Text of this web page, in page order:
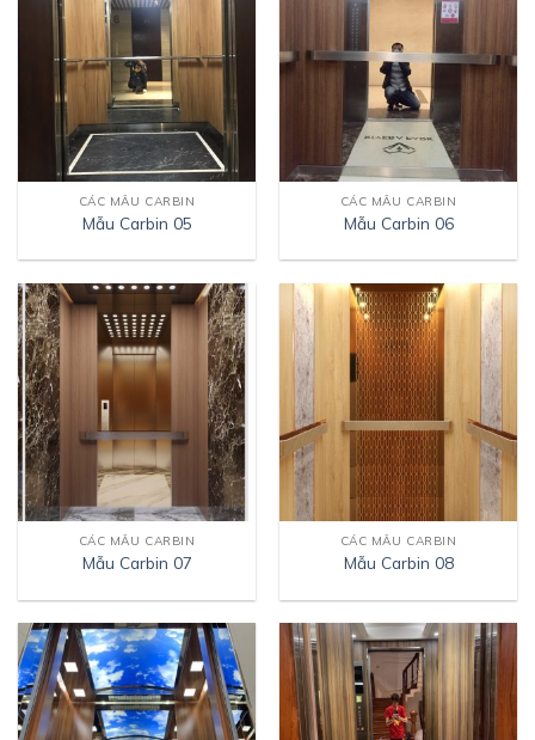
CÁC MẪU CARBIN
Mẫu Carbin 05
CÁC MẪU CARBIN
Mẫu Carbin 06
CÁC MẪU CARBIN
Mẫu Carbin 07
CÁC MẪU CARBIN
Mẫu Carbin 08